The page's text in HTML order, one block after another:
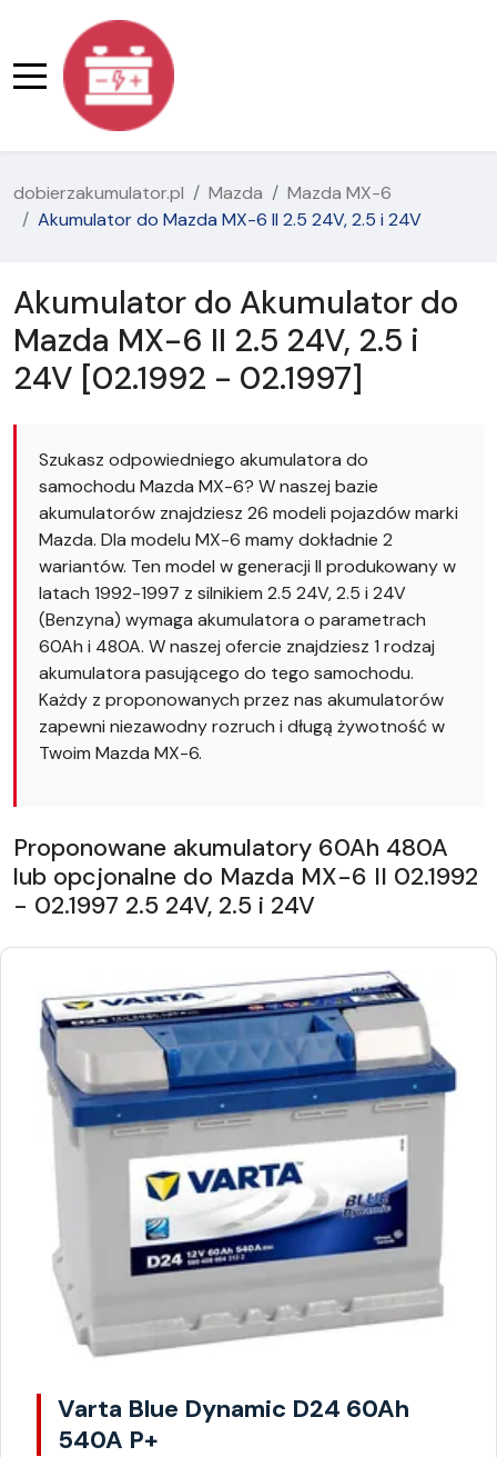
dobierzakumulator.pl Mazda
Mazda MX-6
Akumulator do Mazda MX-6 II 2.5 24V, 2.5 i 24V
Akumulator do Akumulator do
Mazda MX-6 II 2.5 24V, 2.5 i
24V [02.1992 - 02.1997]
Szukasz odpowiedniego akumulatora do
samochodu Mazda MX-6? W naszej bazie
akumulatorów znajdziesz 26 modeli pojazdów marki
Mazda. Dla modelu MX-6 mamy dokładnie 2
wariantów. Ten model w generacji II produkowany w
latach 1992-1997 z silnikiem 2.5 24V, 2.5 i 24V
(Benzyna) wymaga akumulatora o parametrach
60Ah i 480A. W naszej ofercie znajdziesz 1 rodzaj
akumulatora pasującego do tego samochodu.
Każdy z proponowanych przez nas akumulatorów
zapewni niezawodny rozruch i długą żywotność w
Twoim Mazda MX-6.
Proponowane akumulatory 60Ah 480A
lub opcjonalne do Mazda MX-6 II 02.1992
- 02.1997 2.5 24V, 2.5 i 24V
Varta Blue Dynamic D24 60Ah
540A P+